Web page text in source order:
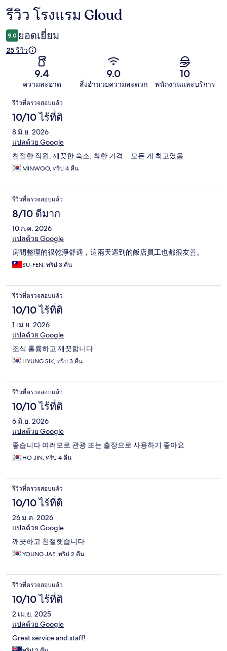
รีวิว
รีวิว โรงแรม Gloud
9.0 ยอดเยี่ยม
25 รีวิว
9.4
ความสะอาด
9.0
สิ่งอำนวยความสะดวก
10
พนักงานและบริการ
รีวิว
รีวิวที่ตรวจสอบแล้ว
10/10 ไร้ที่ติ
8 มิ.ย. 2026
แปลด้วย Google
친절한 직원, 깨끗한 숙소, 착한 가격... 모든 게 최고였음
MINWOO, ทริป 4 คืน
รีวิวที่ตรวจสอบแล้ว
8/10 ดีมาก
10 ก.ค. 2026
แปลด้วย Google
房間整理的很乾淨舒適，這兩天遇到的飯店員工也都很友善。
SU-FEN, ทริป 3 คืน
รีวิวที่ตรวจสอบแล้ว
10/10 ไร้ที่ติ
1 เม.ย. 2026
แปลด้วย Google
조식 훌륭하고 깨끗합니다
HYUNG SIK, ทริป 3 คืน
รีวิวที่ตรวจสอบแล้ว
10/10 ไร้ที่ติ
6 มิ.ย. 2026
แปลด้วย Google
좋습니다 여러모로 관광 또는 출장으로 사용하기 좋아요
HO JIN, ทริป 4 คืน
รีวิวที่ตรวจสอบแล้ว
10/10 ไร้ที่ติ
26 ม.ค. 2026
แปลด้วย Google
깨끗하고 친절햇습니다
YOUNG JAE, ทริป 2 คืน
รีวิวที่ตรวจสอบแล้ว
10/10 ไร้ที่ติ
2 เม.ย. 2025
แปลด้วย Google
Great service and staff!